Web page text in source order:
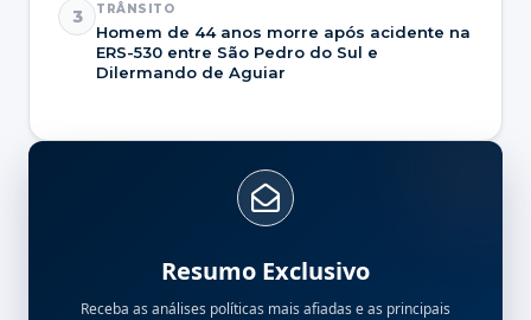
3 TRÂNSITO
Homem de 44 anos morre após acidente na
ERS-530 entre São Pedro do Sul e
Dilermando de Aguiar
Resumo Exclusivo
Receba as análises políticas mais afiadas e as principais